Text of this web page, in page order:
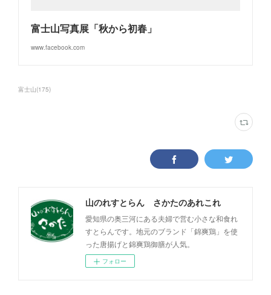
富士山写真展「秋から初春」
www.facebook.com
富士山(175)
山のれすとらん さかたのあれこれ
愛知県の奥三河にある夫婦で営む小さな和食れ
すとらんです。地元のブランド「錦爽鶏」を使
った唐揚げと錦爽鶏御膳が人気。
フォロー